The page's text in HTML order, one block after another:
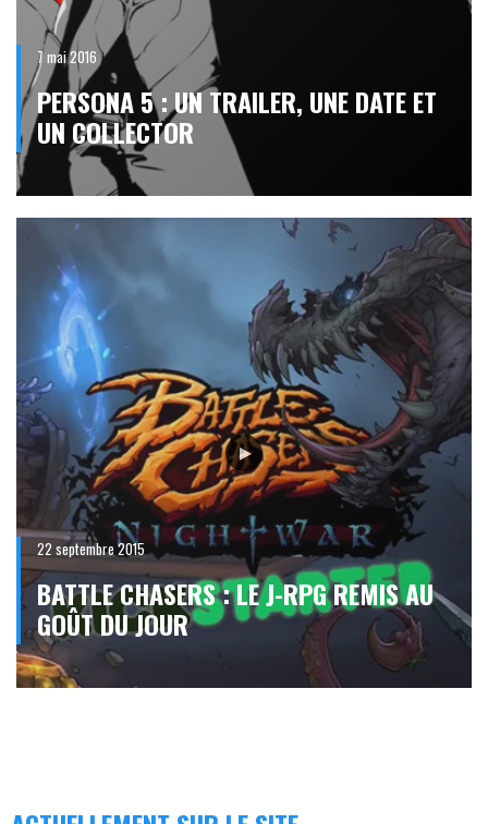
7 mai 2016
PERSONA 5 : UN TRAILER, UNE DATE ET
UN COLLECTOR
22 septembre 2015
BATTLE CHASERS : LE J-RPG REMIS AU
GOÛT DU JOUR